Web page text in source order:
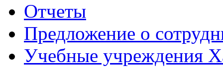
Отчеты
Предложение о
Учебные учреждения